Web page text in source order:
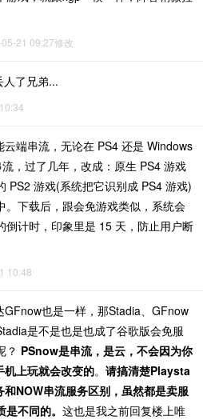
21 09:27修改
人了兄弟...
云端串流，无论在 PS4 还是 Windows
，过了几年，改成：原生 PS4 游戏
PS2 游戏(系统把它识别成 PS4 游戏)
。下载后，跟会免游戏类似，系统会
倒计时，印象里是 15 天，防止用户断
10:48
GFnow也是一样，那Stadia、GFnow
是不是也是也成了谷歌版会免服
？ PSnow是串流，是云，不会因为你
机上玩就会改变的。 请搞清楚Playsta
NOW串流服务区别，虽然都是卖服
不同的。 这也是我之前回复楼上唯